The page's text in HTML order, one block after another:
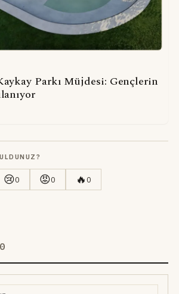
Parkı Müjdesi: Gençlerin
😢0 😡0 🔥0
0